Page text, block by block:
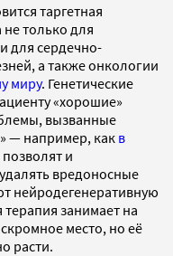
таргетная
только для
для сердечно-
а также онкологии
миру. Генетические
«хорошие»
вызванные
— например, как в
и
вредоносные
нейродегенеративную
терапия занимает на
место, но её
расти.